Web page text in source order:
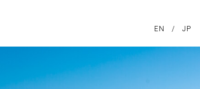
EN / JP
INSPIRATION